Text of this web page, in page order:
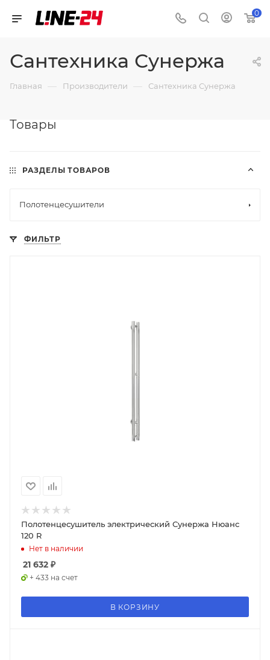
0
Сантехника Сунержа
Главная — Производители — Сантехника Сунержа
Товары
РАЗДЕЛЫ ТОВАРОВ
Полотенцесушители
ФИЛЬТР
Полотенцесушитель электрический Сунержа Нюанс
120 R
Нет в наличии
21 632 ₽
+ 433 на счет
В КОРЗИНУ